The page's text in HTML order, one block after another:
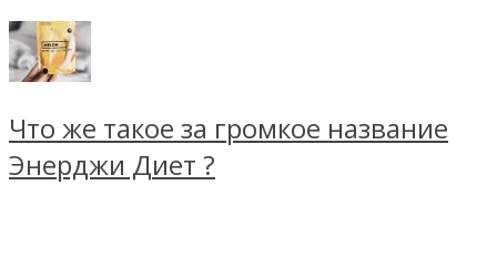
Что же такое за громкое название
Энерджи Диет ?